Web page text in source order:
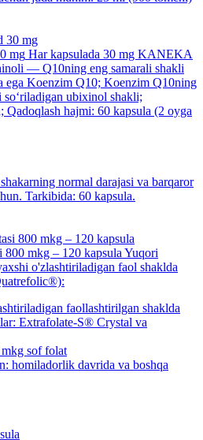
mg Har kapsulada 30 mg KANEKA
— Q10ning eng samarali shakli
Koenzim Q10; Koenzim Q10ning
soʻriladigan ubixinol shakli;
Qadoqlash hajmi: 60 kapsula (2 oyga
normal darajasi va barqaror
Tarkibida: 60 kapsula.
mkg – 120 kapsula Yuqori
o'zlashtiriladigan faol shaklda
faollashtirilgan shaklda
Extrafolate-S® Crystal va
sof folat
homiladorlik davrida va boshqa